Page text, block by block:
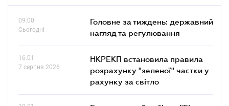
09.00
Сьогодні
Головне за тиждень: державний
нагляд та регулювання
16.01
7 серпня 2026
НКРЕКП встановила правила
розрахунку "зеленої" частки у
рахунку за світло